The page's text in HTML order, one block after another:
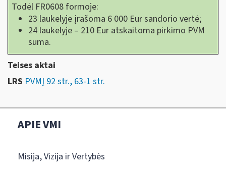
Todėl FR0608 formoje:
23 laukelyje įrašoma 6 000 Eur sandorio vertė;
24 laukelyje – 210 Eur atskaitoma pirkimo PVM
suma.
Teises aktai
LRS PVMĮ 92 str., 63-1 str.
APIE VMI
Misija, Vizija ir Vertybės